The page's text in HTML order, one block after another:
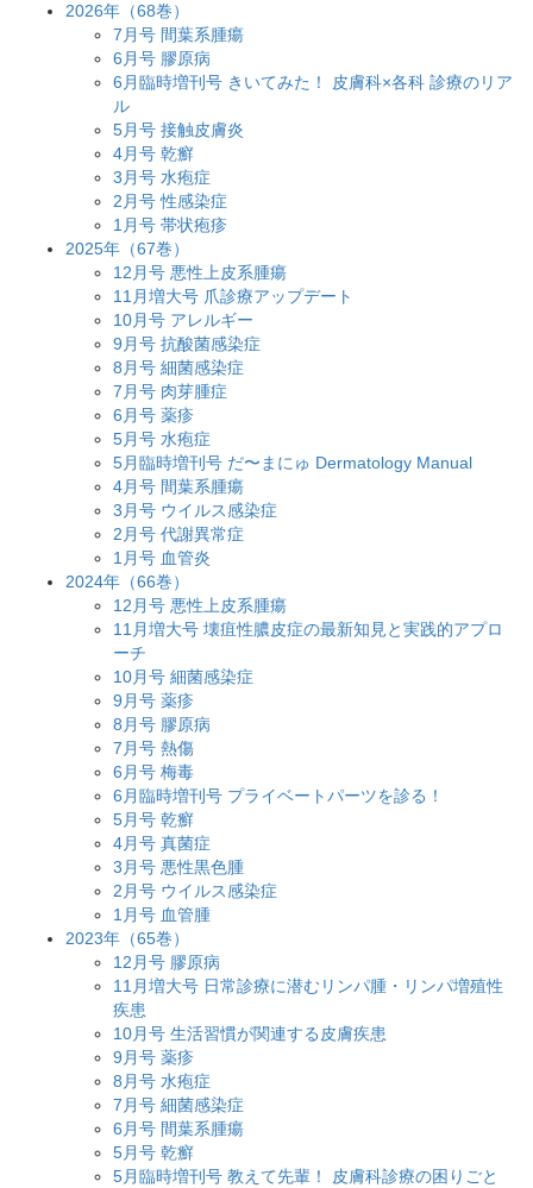
2026年（68巻）
7月号 間葉系腫瘍
6月号 膠原病
6月臨時増刊号 きいてみた！ 皮膚科×各科 診療のリア
ル
5月号 接触皮膚炎
4月号 乾癬
3月号 水疱症
2月号 性感染症
1月号 帯状疱疹
2025年（67巻）
12月号 悪性上皮系腫瘍
11月増大号 爪診療アップデート
10月号 アレルギー
9月号 抗酸菌感染症
8月号 細菌感染症
7月号 肉芽腫症
6月号 薬疹
5月号 水疱症
5月臨時増刊号 だ〜まにゅ Dermatology Manual
4月号 間葉系腫瘍
3月号 ウイルス感染症
2月号 代謝異常症
1月号 血管炎
2024年（66巻）
12月号 悪性上皮系腫瘍
11月増大号 壊疽性膿皮症の最新知見と実践的アプロ
ーチ
10月号 細菌感染症
9月号 薬疹
8月号 膠原病
7月号 熱傷
6月号 梅毒
6月臨時増刊号 プライベートパーツを診る！
5月号 乾癬
4月号 真菌症
3月号 悪性黒色腫
2月号 ウイルス感染症
1月号 血管腫
2023年（65巻）
12月号 膠原病
11月増大号 日常診療に潜むリンパ腫・リンパ増殖性
疾患
10月号 生活習慣が関連する皮膚疾患
9月号 薬疹
8月号 水疱症
7月号 細菌感染症
6月号 間葉系腫瘍
5月号 乾癬
5月臨時増刊号 教えて先輩！ 皮膚科診療の困りごと